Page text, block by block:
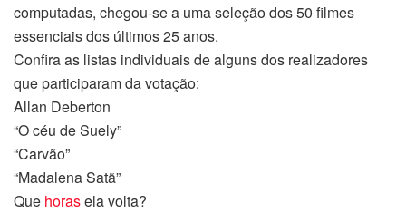
computadas, chegou-se a uma seleção dos 50 filmes
essenciais dos últimos 25 anos.
Confira as listas individuais de alguns dos realizadores
que participaram da votação:
Allan Deberton
“O céu de Suely”
“Carvão”
“Madalena Satã”
Que horasela volta?